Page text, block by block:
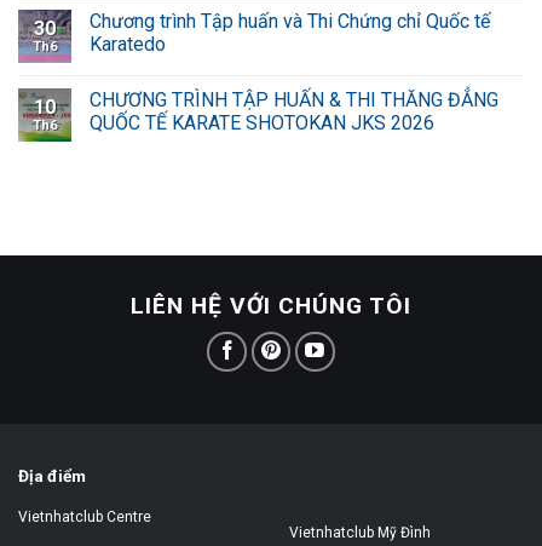
30
Th6
Chương trình Tập huấn và Thi Chứng chỉ Quốc tế
Karatedo
10
Th6
CHƯƠNG TRÌNH TẬP HUẤN & THI THĂNG ĐẲNG
QUỐC TẾ KARATE SHOTOKAN JKS 2026
LIÊN HỆ VỚI CHÚNG TÔI
Địa điểm
Vietnhatclub Centre
Vietnhatclub Mỹ Đình